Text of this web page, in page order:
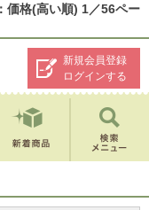
価格(高い順) 1／56ペー
新規会員登録
ログインする